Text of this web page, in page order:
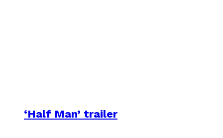
‘Half Man’ trailer